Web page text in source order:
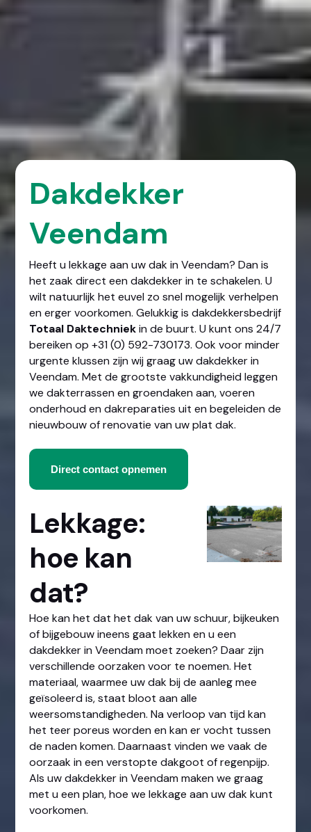
Dakdekker
Veendam
Heeft u lekkage aan uw dak in Veendam? Dan is
het zaak direct een dakdekker in te schakelen. U
wilt natuurlijk het euvel zo snel mogelijk verhelpen
en erger voorkomen. Gelukkig is dakdekkersbedrijf
Totaal Daktechniekin de buurt. U kunt ons 24/7
bereiken op +31 (0) 592-730173. Ook voor minder
urgente klussen zijn wij graag uw dakdekker in
Veendam. Met de grootste vakkundigheid leggen
we dakterrassen en groendaken aan, voeren
onderhoud en dakreparaties uit en begeleiden de
nieuwbouw of renovatie van uw plat dak.
Direct contact opnemen
Lekkage:
hoe kan
dat?
Hoe kan het dat het dak van uw schuur, bijkeuken
of bijgebouw ineens gaat lekken en u een
dakdekker in Veendam moet zoeken? Daar zijn
verschillende oorzaken voor te noemen. Het
materiaal, waarmee uw dak bij de aanleg mee
geïsoleerd is, staat bloot aan alle
weersomstandigheden. Na verloop van tijd kan
het teer poreus worden en kan er vocht tussen
de naden komen. Daarnaast vinden we vaak de
oorzaak in een verstopte dakgoot of regenpijp.
Als uw dakdekker in Veendam maken we graag
met u een plan, hoe we lekkage aan uw dak kunt
voorkomen.